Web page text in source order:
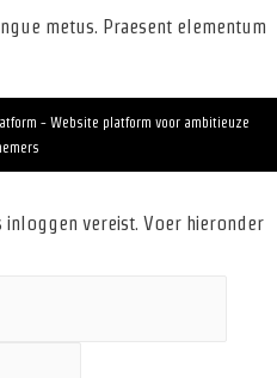
metus. Praesent elementum
- Website platform voor ambitieuze
vereist. Voer hieronder